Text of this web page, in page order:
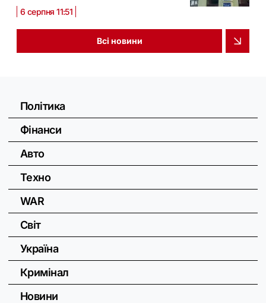
6 серпня 11:51
Всі новини
Політика
Фінанси
Авто
Техно
WAR
Світ
Україна
Кримінал
Новини